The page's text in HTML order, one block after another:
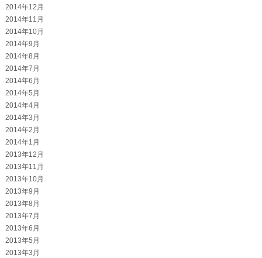
2014年12月
2014年11月
2014年10月
2014年9月
2014年8月
2014年7月
2014年6月
2014年5月
2014年4月
2014年3月
2014年2月
2014年1月
2013年12月
2013年11月
2013年10月
2013年9月
2013年8月
2013年7月
2013年6月
2013年5月
2013年3月